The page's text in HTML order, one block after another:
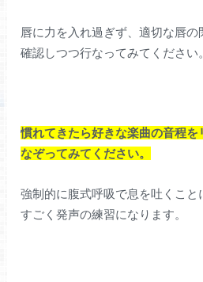
唇に力を入れ過ぎず、適切な唇の
確認しつつ行なってみてください。
慣れてきたら好きな楽曲の音程を
なぞってみてください。
強制的に腹式呼吸で息を吐くこと
すごく発声の練習になります。